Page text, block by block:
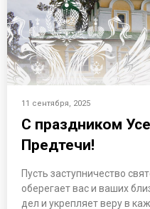
11 сентября, 2025
С праздником
Предтечи!
Пусть заступничество
оберегает вас и ваших
дел и укрепляет веру в